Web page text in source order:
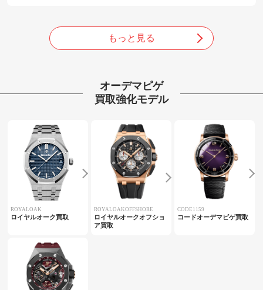
もっと見る
オーデマピゲ
買取強化モデル
ROYALOAK
ロイヤルオーク買取
ROYALOAKOFFSHORE
ロイヤルオークオフショ
ア買取
CODE1159
コードオーデマピゲ買取